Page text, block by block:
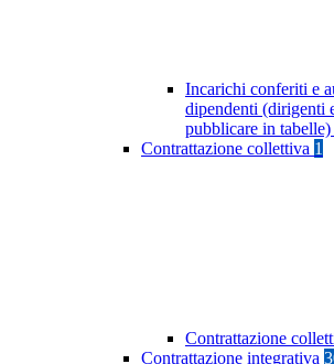
Incarichi conferiti e
dipendenti (dirigenti
pubblicare in tabelle)
Contrattazione collettiva 1
Contrattazione
Contrattazione integrativa